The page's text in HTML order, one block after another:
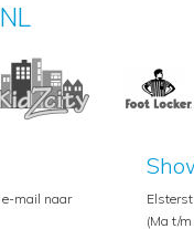
e-mail naar
(Ma t/